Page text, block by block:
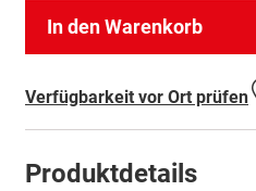
In den Warenkorb
Verfügbarkeit vor Ort prüfen
Produktdetails